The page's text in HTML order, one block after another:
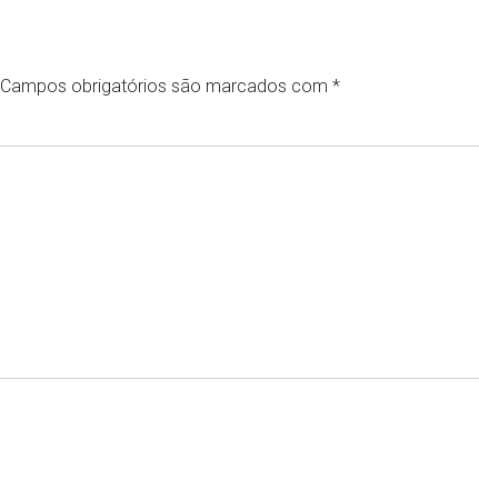
Campos obrigatórios são marcados com *